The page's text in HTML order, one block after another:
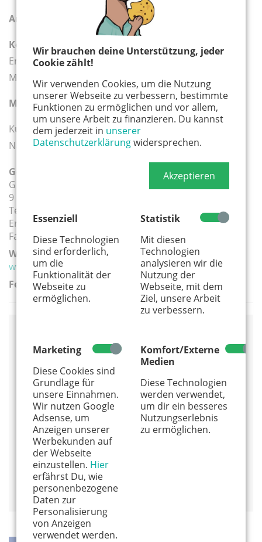
Wir brauchen deine Unterstützung, jeder
Cookie zählt!
Wir verwenden Cookies, um die Nutzung
unserer Webseite zu verbessern, bestimmte
Funktionen zu ermöglichen und vor allem,
um unsere Arbeit zu finanzieren. Du kannst
dem jederzeit in unserer
Datenschutzerklärungwidersprechen.
Akzeptieren
Essenziell
Diese Technologien
sind erforderlich,
um die
Funktionalität der
Webseite zu
ermöglichen.
Statistik
Mit diesen
Technologien
analysieren wir die
Nutzung der
Webseite, mit dem
Ziel, unsere Arbeit
zu verbessern.
Marketing
Diese Cookies sind
Grundlage für
unsere Einnahmen.
Wir nutzen Google
Adsense, um
Anzeigen unserer
Werbekunden auf
der Webseite
einzustellen. Hier
erfährst Du, wie
personenbezogene
Daten zur
Personalisierung
von Anzeigen
verwendet werden.
Komfort/Externe
Medien
Diese Technologien
werden verwendet,
um dir ein besseres
Nutzungserlebnis
zu ermöglichen.
Anmeldefrist:
jeweils 4 Tage vorher
Kosten: 20
€, Kinder bis 14 Jahre 16 €, Familien (2
Erwachsene + 2 Kinder) 65 € zuzüglich 1,50 €
Materialkosten pro Person
Mitzubringen:Tagesverpflegung
Kursleiterin: wissenschaftliche Mitarbeiterin des
Naturzentrums
Geeignete Altersgruppe(n):
Grundschule
9 - 12 Jahre
Teenager
Erwachsene
Familie
Weiterführender Link:
www.naturerlebnisdorf.de
Ferien:
Urftstr. 2-4
53947 Nettersheim
02486 -12 46
www.naturzentrum-eifel.de
Alles von diesem Anbieter anzeigen
Info und Anmeldung
Auf Google Maps anzeigen